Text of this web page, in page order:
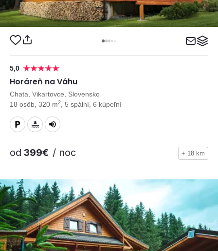
5,0
Horáreň na Váhu
Chata, Vikartovce, Slovensko
18 osôb, 320 m2 , 5 spální, 6 kúpeľní
od 399€ / noc + 18 km